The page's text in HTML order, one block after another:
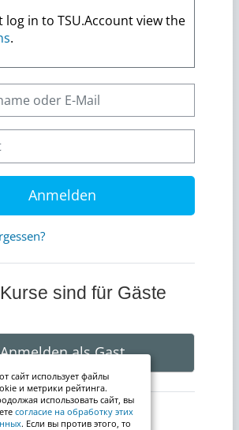
log in to TSU.Account view the
.
Anmelden
sind für Gäste
Anmelden als Gast
Cookie-Hinweis
сайт использует файлы
и метрики рейтинга.
использовать сайт, вы
согласие на обработку этих
. Если вы против этого, то